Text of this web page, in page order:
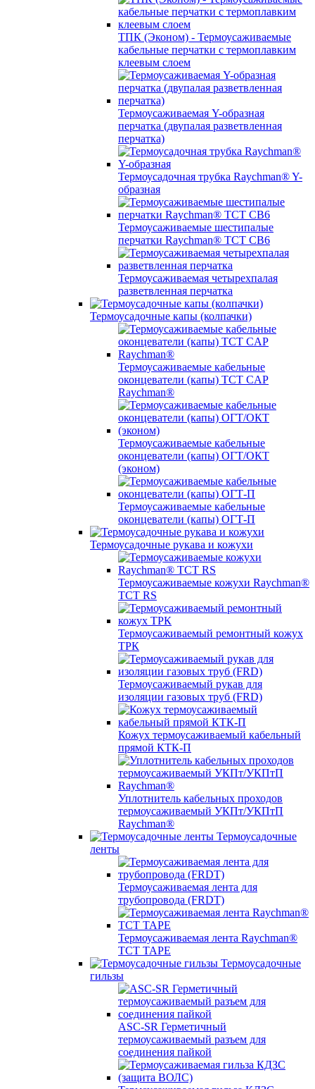
ТПК (Эконом) - Термоусаживаемые
кабельные перчатки с термоплавким
клеевым слоем
Термоусаживаемая Y-образная
перчатка (двупалая разветвленная
перчатка)
Термоусадочная трубка Raychman® Y-
образная
Термоусаживаемые шестипалые
перчатки Raychman® ТСТ СВ6
Термоусаживаемая четырехпалая
разветвленная перчатка
Термоусадочные капы (колпачки)
Термоусаживаемые кабельные
оконцеватели (капы) ТCT CAP
Raychman®
Термоусаживаемые кабельные
оконцеватели (капы) ОГТ/ОКТ
(эконом)
Термоусаживаемые кабельные
оконцеватели (капы) ОГТ-П
Термоусадочные рукава и кожухи
Термоусаживаемые кожухи Raychman®
TCT RS
Термоусаживаемый ремонтный кожух
ТРК
Термоусаживаемый рукав для
изоляции газовых труб (FRD)
Кожух термоусаживаемый кабельный
прямой КТК-П
Уплотнитель кабельных проходов
термоусаживаемый УКПт/УКПтП
Raychman®
Термоусадочные
ленты
Термоусаживаемая лента для
трубопровода (FRDT)
Термоусаживаемая лента Raychman®
TCT TAPE
Термоусадочные
гильзы
ASC‐SR Герметичный
термоусаживаемый разъем для
соединения пайкой